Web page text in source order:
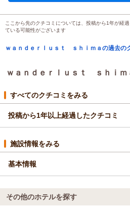
上の休日プラン
宿泊価格帯： 18,001～19,000円(大人一人
ここから先のクチコミについては、投稿から1年が経
ている可能性がございます
ｗａｎｄｅｒｌｕｓｔ ｓｈｉｍａの過去の
ｗａｎｄｅｒｌｕｓｔ ｓｈｉｍ
すべてのクチコミをみる
投稿から1年以上経過したクチコミ
施設情報をみる
基本情報
その他のホテルを探す